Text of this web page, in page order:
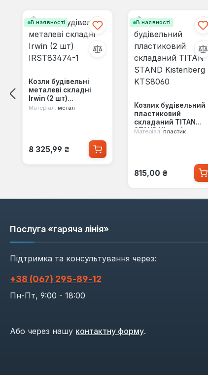
В наявності
Козли будівельні
металеві складні
Irwin (2 шт)
IRST83474-1
Матеріал: метал
Звичайна ціна:
8 325,99 ₴
В наявності
Козлик будівельний
пластиковий
складаний TITAN
STAND Kistenberg
Матеріал: пластик
Звичайна ціна:
815,00 ₴
Послуга «гаряча лінія»
Підтримка та консультування через:
+38 (067) 295‑89‑12
Пн-Пт, 9:00 - 18:00
Або через нашу контактну форму.